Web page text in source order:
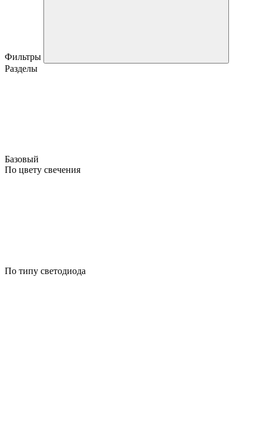
Фильтры
Разделы
Базовый
По цвету свечения
По типу светодиода